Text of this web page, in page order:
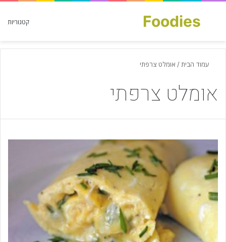
קטגוריות Foodies
חפש עבור
עמוד הבית / אומלט צרפתי
אומלט צרפתי